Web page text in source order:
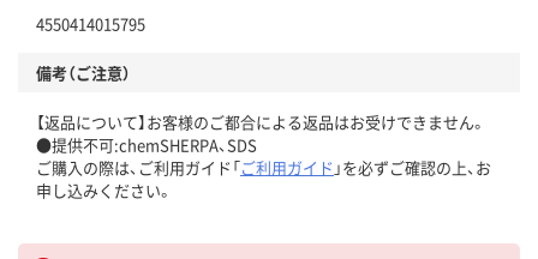
4550414015795
備考（ご注意）
【返品について】お客様のご都合による返品はお受けできません。
●提供不可:chemSHERPA、SDS
ご購入の際は、ご利用ガイド「ご利用ガイド 」を必ずご確認の上、お
申し込みください。